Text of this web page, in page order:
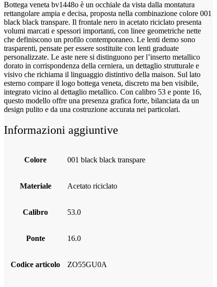
Bottega veneta bv1448o è un occhiale da vista dalla montatura
rettangolare ampia e decisa, proposta nella combinazione colore 001
black black transpare. Il frontale nero in acetato riciclato presenta
volumi marcati e spessori importanti, con linee geometriche nette
che definiscono un profilo contemporaneo. Le lenti demo sono
trasparenti, pensate per essere sostituite con lenti graduate
personalizzate. Le aste nere si distinguono per l’inserto metallico
dorato in corrispondenza della cerniera, un dettaglio strutturale e
visivo che richiama il linguaggio distintivo della maison. Sul lato
esterno compare il logo bottega veneta, discreto ma ben visibile,
integrato vicino al dettaglio metallico. Con calibro 53 e ponte 16,
questo modello offre una presenza grafica forte, bilanciata da un
design pulito e da una costruzione accurata nei particolari.
Informazioni aggiuntive
Colore 001 black black transpare
Materiale acetato riciclato
Calibro 53.0
Ponte 16.0
Codice articolo ZO55GU0A